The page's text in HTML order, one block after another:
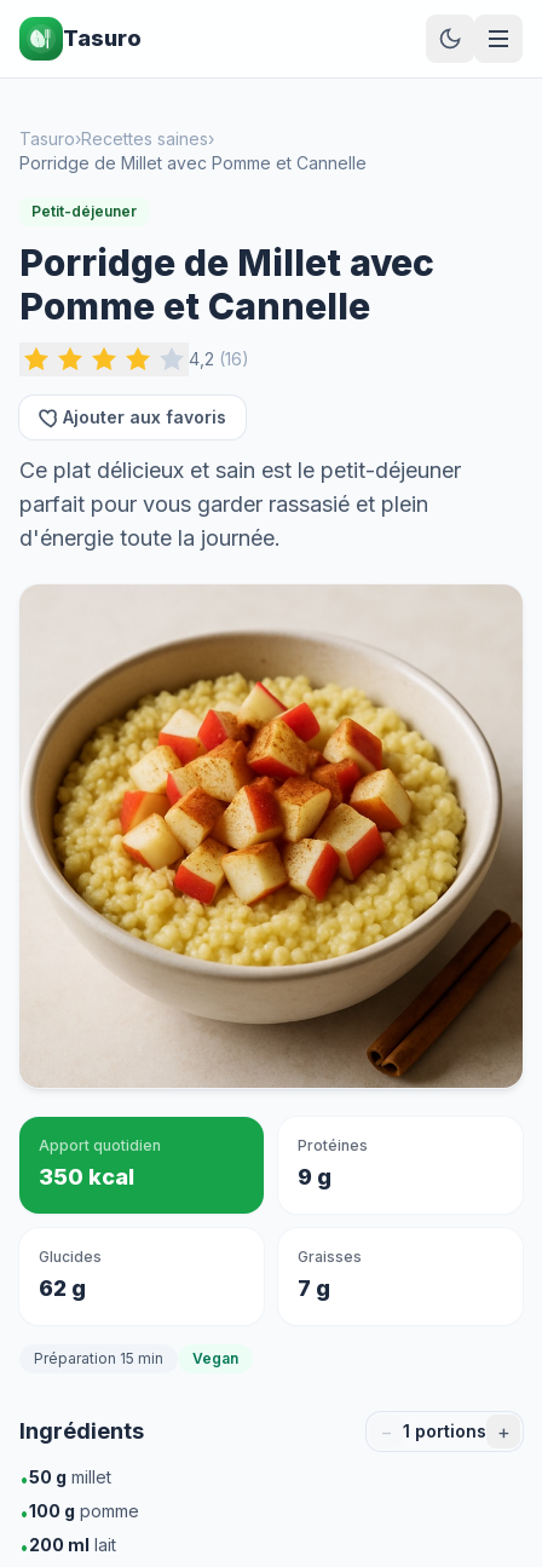
Tasuro
Tasuro›Recettes saines›
Porridge de Millet avec Pomme et Cannelle
Petit-déjeuner
Porridge de Millet avec
Pomme et Cannelle
4,2 (16)
Ajouter aux favoris
Ce plat délicieux et sain est le petit-déjeuner
parfait pour vous garder rassasié et plein
d'énergie toute la journée.
Apport quotidien
350 kcal
Protéines
9 g
Glucides
62 g
Graisses
7 g
Préparation 15 min Vegan
Ingrédients − 1 portions +
•50 g millet
•100 g pomme
•200 ml lait